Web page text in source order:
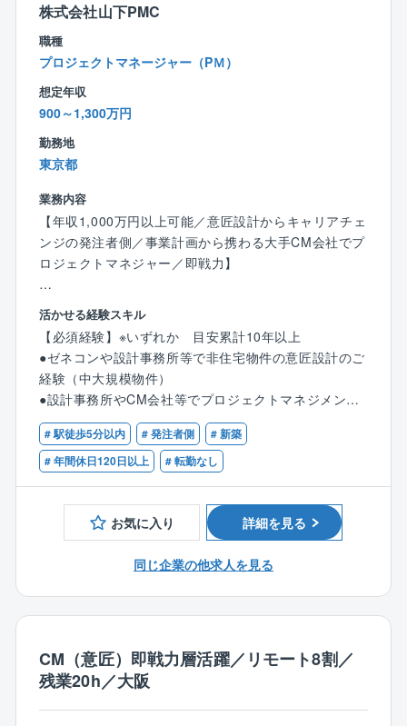
いますが、教育施設やオフィス、商業施設、物流施設
など、幅広い案件がございます。
入社後は1つの用途に限らず、幅広く案件をお任せしま
すので、広い知見とスキルを身に着けることができま
す。
【同社の特徴】
●圧倒的な技術力
い技術力を持つ技術者が集まっています。
単なる調整役ではなく、技術者としての高い知見やス
キルを活かせるフィールドがございます。
●「役職がいない」ニューノーマルな組織形態
風通しがよく「エンゲージメント」が高い職場環境で
す。
●離職率1.8％
●コアタイムなしのフルフレックス勤務
AM5:00～22:00の間で自由な時間に勤務ができます。
1日の労働時間も1h～（1hで終了してもOK）自由に設
定できるため、ライフスタイルに合わせて柔軟な働き
方が可能です。
●残業時間
全社平均20時間未満、繁忙期でも30時間程度です。
●在宅勤務も活用可
●75歳まで勤務可
定年65歳で再雇用が10年となるため、最長で75歳まで
株式会社山下PMC
職種
プロジェクトマネージャー（PＭ）
想定年収
900～1,300万円
勤務地
東京都
業務内容
【年収1,000万円以上可能／意匠設計からキャリアチェ
ンジの発注者側／事業計画から携わる大手CM会社でプ
ロジェクトマネジャー／即戦力】
同社のプロジェクトマネジメントは、顧客の事業計画
段階から携わる案件もあります。
建物を建てることがゴールではなく、場合によっては
その建物を通じて得られる収益や地域貢献性など、企
業の事業性や社会課題を解決することを念頭に置いた
提案を行います。
【具体的な業務内容】
●事業性の検討
●事業の創造・戦略立案
●施設企画・基本計画立案（技術検討含む）
●設計・施工マネジメント（設計検証・工事監理含む）
●発注マネジメント
●ライフサイクルマネジメント
●調査・診断
●CRE/PREマネジメント
●地域創生支援
活かせる経験スキル
【必須経験】※いずれか 目安累計10年以上
●ゼネコンや設計事務所等で非住宅物件の意匠設計のご
経験（中大規模物件）
●設計事務所やCM会社等でプロジェクトマネジメント
のご経験
●発注者側で建築物企画やプロジェクトマネジメントの
ご経験
【必須資格】
※下記いずれかの資格をお持ちの方
●一級建築士
●構造設計一級建築士
●再開発プランナー
●1級建築施工管理技士
●宅地建物取引主任者
# 駅徒歩5分以内 # 発注者側
# 新築
# 年間休日120日以上
# 転勤なし
お気に入り 詳細を見る
同じ企業の他求人を見る
CM（意匠）即戦力層活躍／リモート8割／
残業20h／大阪